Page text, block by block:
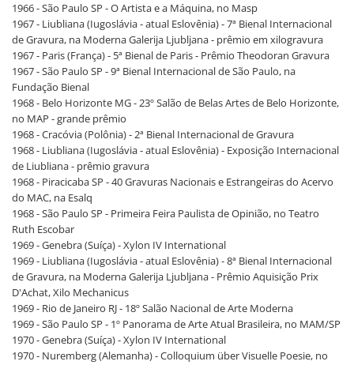
1966 - São Paulo SP - O Artista e a Máquina, no Masp
1967 - Liubliana (Iugoslávia - atual Eslovênia) - 7ª Bienal Internacional
de Gravura, na Moderna Galerija Ljubljana - prêmio em xilogravura
1967 - Paris (França) - 5ª Bienal de Paris - Prêmio Theodoran Gravura
1967 - São Paulo SP - 9ª Bienal Internacional de São Paulo, na
Fundação Bienal
1968 - Belo Horizonte MG - 23º Salão de Belas Artes de Belo Horizonte,
no MAP - grande prêmio
1968 - Cracóvia (Polônia) - 2ª Bienal Internacional de Gravura
1968 - Liubliana (Iugoslávia - atual Eslovênia) - Exposição Internacional
de Liubliana - prêmio gravura
1968 - Piracicaba SP - 40 Gravuras Nacionais e Estrangeiras do Acervo
do MAC, na Esalq
1968 - São Paulo SP - Primeira Feira Paulista de Opinião, no Teatro
Ruth Escobar
1969 - Genebra (Suíça) - Xylon IV International
1969 - Liubliana (Iugoslávia - atual Eslovênia) - 8ª Bienal Internacional
de Gravura, na Moderna Galerija Ljubljana - Prêmio Aquisição Prix
D'Achat, Xilo Mechanicus
1969 - Rio de Janeiro RJ - 18º Salão Nacional de Arte Moderna
1969 - São Paulo SP - 1º Panorama de Arte Atual Brasileira, no MAM/SP
1970 - Genebra (Suíça) - Xylon IV International
1970 - Nuremberg (Alemanha) - Colloquium über Visuelle Poesie, no